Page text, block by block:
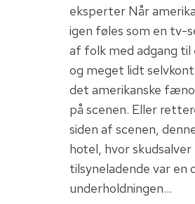
eksperter Når
igen føles som en tv-
af folk med adgang til
og meget lidt
det amerikanske
på scenen. Eller
siden af scenen,
hotel, hvor skudsalver
tilsyneladende var en
underholdningen…